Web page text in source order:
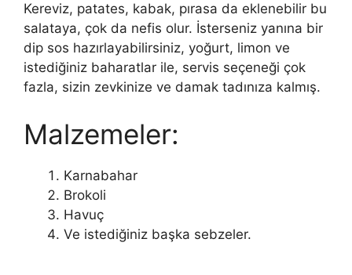
Kereviz, patates, kabak, pırasa da eklenebilir bu
salataya, çok da nefis olur. İsterseniz yanına bir
dip sos hazırlayabilirsiniz, yoğurt, limon ve
istediğiniz baharatlar ile, servis seçeneği çok
fazla, sizin zevkinize ve damak tadınıza kalmış.
Malzemeler:
Karnabahar
Brokoli
Havuç
Ve istediğiniz başka sebzeler.